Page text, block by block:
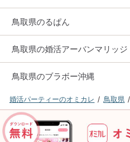
鳥取県のるぱん
鳥取県の婚活アーバンマリッジ
鳥取県のブラボー沖縄
婚活パーティーのオミカレ 鳥取県